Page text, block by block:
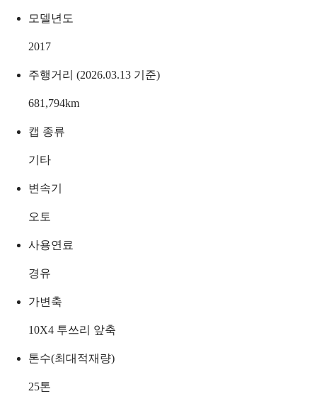
모델년도
2017
주행거리 (2026.03.13 기준)
681,794km
캡 종류
기타
변속기
오토
사용연료
경유
가변축
10X4 투쓰리 앞축
톤수(최대적재량)
25톤